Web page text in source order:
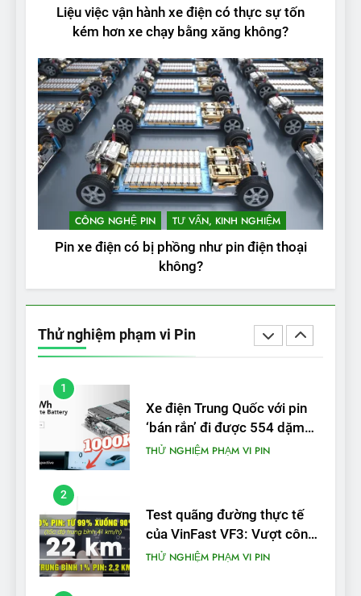
Liệu việc vận hành xe điện có thực sự tốn
kém hơn xe chạy bằng xăng không?
CÔNG NGHỆ PIN TƯ VẤN, KINH NGHIỆM
Pin xe điện có bị phồng như pin điện thoại
không?
Thử nghiệm phạm vi Pin
bố từ nhà sản xuất
THỬ NGHIỆM PHẠM VI PIN
3
Thử nghiệm phạm vi thực tế
của Tesla Model 3 LR 2024
THỬ NGHIỆM PHẠM VI PIN
VinFast VF 8 chạy cao tốc
được bao xa, mỗi kW điện đi
được bao nhiêu km?
THỬ NGHIỆM PHẠM VI PIN
VinFast VF 5 di chuyển được
bao nhiêu km sau mỗi lần
sạc đầy?
THỬ NGHIỆM PHẠM VI PIN
1
Xe điện Trung Quốc với pin
‘bán rắn’ đi được 554 dặm
trong bài kiểm tra phạm vi
THỬ NGHIỆM PHẠM VI PIN
2
Test quãng đường thực tế
của VinFast VF3: Vượt công
bố từ nhà sản xuất
THỬ NGHIỆM PHẠM VI PIN